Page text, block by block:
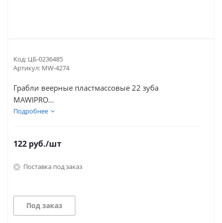
Код: ЦБ-0236485
Артикул: MW-4274
Грабли веерные пластмассовые 22 зуба
MAWIPRO...
Подробнее
122 руб./шт
Поставка под заказ
Под заказ